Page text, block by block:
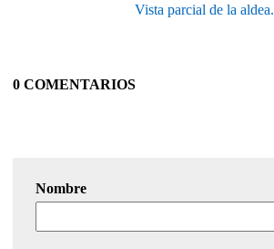
Vista parcial de la aldea.
0 COMENTARIOS
Nombre